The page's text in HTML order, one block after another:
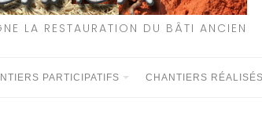
LA RESTAURATION DU BÂTI ANCIEN
PARTICIPATIFS CHANTIERS RÉALISÉS